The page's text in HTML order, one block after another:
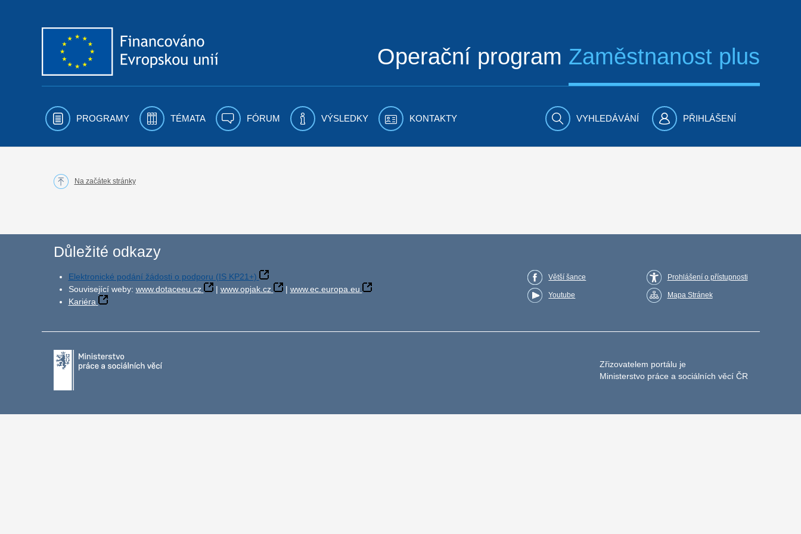
Operační program Zaměstnanost plus
PROGRAMY TÉMATA FÓRUM VÝSLEDKY KONTAKTY VYHLEDÁVÁNÍ PŘIHLÁŠENÍ
Na začátek stránky
Důležité odkazy
Elektronické podání žádosti o podporu (IS KP21+)
Související weby: www.dotaceeu.cz | www.opjak.cz | www.ec.europa.eu
Kariéra
Větší šance
Youtube
Prohlášení o přístupnosti
Mapa Stránek
Zřizovatelem portálu je
Ministerstvo práce a sociálních věcí ČR